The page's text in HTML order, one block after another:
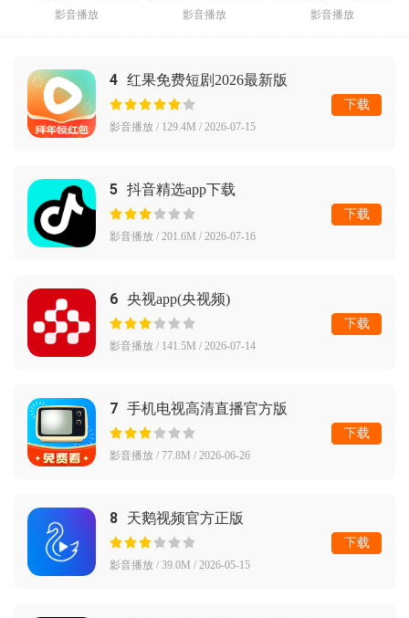
影音播放 影音播放 影音播放
4 红果免费短剧2026最新版
影音播放 / 129.4M / 2026-07-15
下载
5 抖音精选app下载
影音播放 / 201.6M / 2026-07-16
下载
6 央视app(央视频)
影音播放 / 141.5M / 2026-07-14
下载
7 手机电视高清直播官方版
影音播放 / 77.8M / 2026-06-26
下载
8 天鹅视频官方正版
影音播放 / 39.0M / 2026-05-15
下载